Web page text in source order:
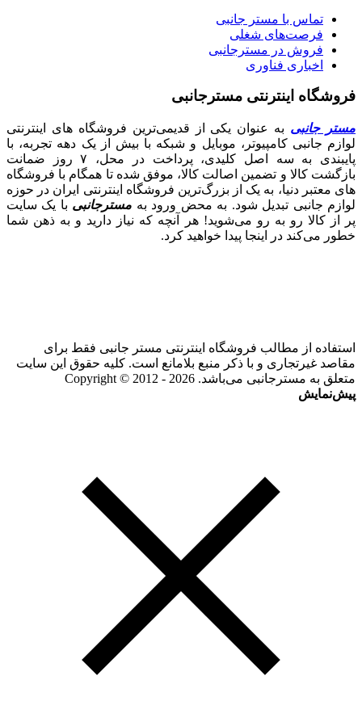
تماس با مستر جانبی
فرصت‌های شغلی
فروش در مسترجانبی
اخباری فناوری
فروشگاه اینترنتی مسترجانبی
مستر جانبی به عنوان یکی از قدیمی‌ترین فروشگاه های اینترنتی
لوازم جانبی کامپیوتر، موبایل و شبکه با بیش از یک دهه تجربه، با
پایبندی به سه اصل کلیدی، پرداخت در محل، ۷ روز ضمانت
بازگشت کالا و تضمین اصالت کالا، موفق شده تا همگام با فروشگاه‌
های معتبر دنیا، به یک از بزرگ‌ترین فروشگاه اینترنتی ایران در حوزه
لوازم جانبی تبدیل شود. به محض ورود به مسترجانبی با یک سایت
پر از کالا رو به رو می‌شوید! هر آنچه که نیاز دارید و به ذهن شما
خطور می‌کند در اینجا پیدا خواهید کرد.
استفاده از مطالب فروشگاه اینترنتی مستر جانبی فقط برای
مقاصد غیرتجاری و با ذکر منبع بلامانع است. کلیه حقوق این سایت
متعلق به مسترجانبی می‌باشد. Copyright © 2012 - 2026
پیش‌نمایش